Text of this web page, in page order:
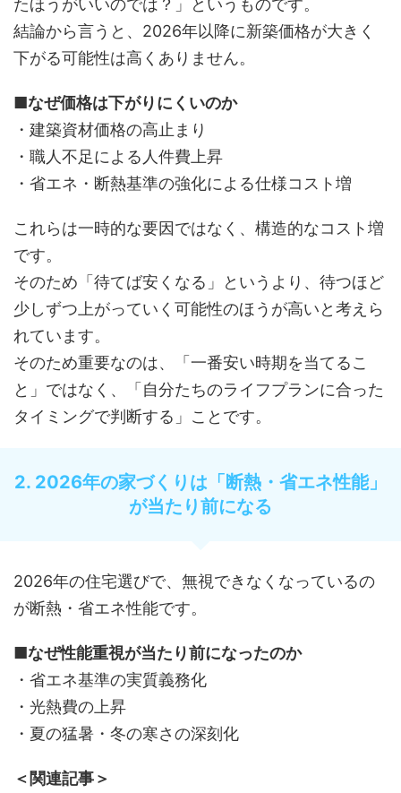
たほうがいいのでは？」というものです。
結論から言うと、2026年以降に新築価格が大きく
下がる可能性は高くありません。
■なぜ価格は下がりにくいのか
・建築資材価格の高止まり
・職人不足による人件費上昇
・省エネ・断熱基準の強化による仕様コスト増
これらは一時的な要因ではなく、構造的なコスト増
です。
そのため「待てば安くなる」というより、待つほど
少しずつ上がっていく可能性のほうが高いと考えら
れています。
そのため重要なのは、「一番安い時期を当てるこ
と」ではなく、「自分たちのライフプランに合った
タイミングで判断する」ことです。
2. 2026年の家づくりは「断熱・省エネ性能」
が当たり前になる
2026年の住宅選びで、無視できなくなっているの
が断熱・省エネ性能です。
■なぜ性能重視が当たり前になったのか
・省エネ基準の実質義務化
・光熱費の上昇
・夏の猛暑・冬の寒さの深刻化
＜関連記事＞